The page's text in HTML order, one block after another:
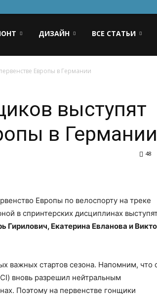
ДИЗАЙН ВСЕ СТАТЬИ
Европы в Германии
выступят
в Германии
48
Европы по велоспорту на треке
в спринтерских дисциплинах
Гирилович, Екатерина Евланова и
важных стартов сезона. Напомним, что
вновь разрешил нейтральным
Поэтому на первенстве гонщики